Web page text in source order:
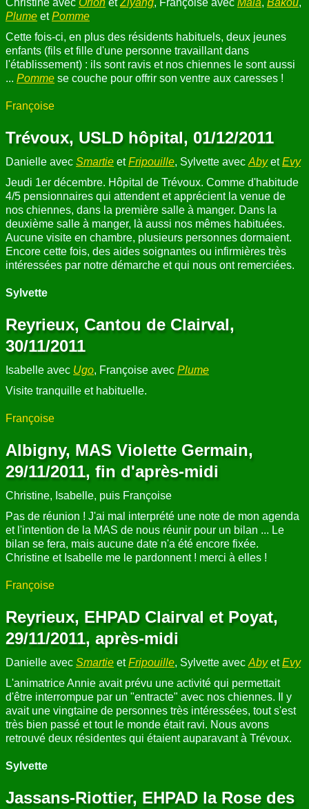
Christine avec Orion etZiyang, Françoise avec Mala, Bakou,
Plume etPomme
Cette fois-ci, en plus des résidents habituels, deux jeunes
enfants (fils et fille d'une personne travaillant dans
l'établissement) : ils sont ravis et nos chiennes le sont aussi
... Pomme se couche pour offrir son ventre aux caresses !
Françoise
Trévoux, USLD hôpital, 01/12/2011
Danielle avec Smartie etFripouille, Sylvette avec AbyetEvy
Jeudi 1er décembre. Hôpital de Trévoux. Comme d'habitude
4/5 pensionnaires qui attendent et apprécient la venue de
nos chiennes, dans la première salle à manger. Dans la
deuxième salle à manger, là aussi nos mêmes habituées.
Aucune visite en chambre, plusieurs personnes dormaient.
Encore cette fois, des aides soignantes ou infirmières très
intéressées par notre démarche et qui nous ont remerciées.
Sylvette
Reyrieux, Cantou de Clairval,
30/11/2011
Isabelle avec Ugo, Françoise avec Plume
Visite tranquille et habituelle.
Françoise
Albigny, MAS Violette Germain,
29/11/2011, fin d'après-midi
Christine, Isabelle, puis Françoise
Pas de réunion ! J'ai mal interprété une note de mon agenda
et l'intention de la MAS de nous réunir pour un bilan ... Le
bilan se fera, mais aucune date n'a été encore fixée.
Christine et Isabelle me le pardonnent ! merci à elles !
Françoise
Reyrieux, EHPAD Clairval et Poyat,
29/11/2011, après-midi
Danielle avec Smartie etFripouille, Sylvette avec AbyetEvy
L'animatrice Annie avait prévu une activité qui permettait
d'être interrompue par un "entracte" avec nos chiennes. Il y
avait une vingtaine de personnes très intéressées, tout s'est
très bien passé et tout le monde était ravi. Nous avons
retrouvé deux résidentes qui étaient auparavant à Trévoux.
Sylvette
Jassans-Riottier, EHPAD la Rose des